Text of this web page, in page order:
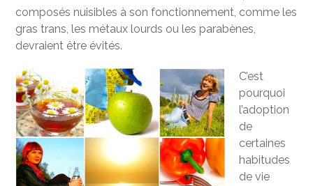
composés nuisibles à son fonctionnement, comme les
gras trans, les métaux lourds ou les parabènes,
devraient être évités.
C’est
pourquoi
l’adoption
de
certaines
habitudes
de vie